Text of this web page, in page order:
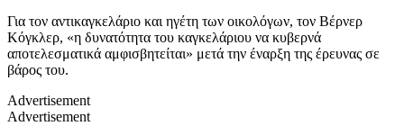
Για τον αντικαγκελάριο και ηγέτη των οικολόγων, τον Βέρνερ
Κόγκλερ, «η δυνατότητα του καγκελάριου να κυβερνά
αποτελεσματικά αμφισβητείται» μετά την έναρξη της έρευνας σε
βάρος του.
Advertisement
Advertisement